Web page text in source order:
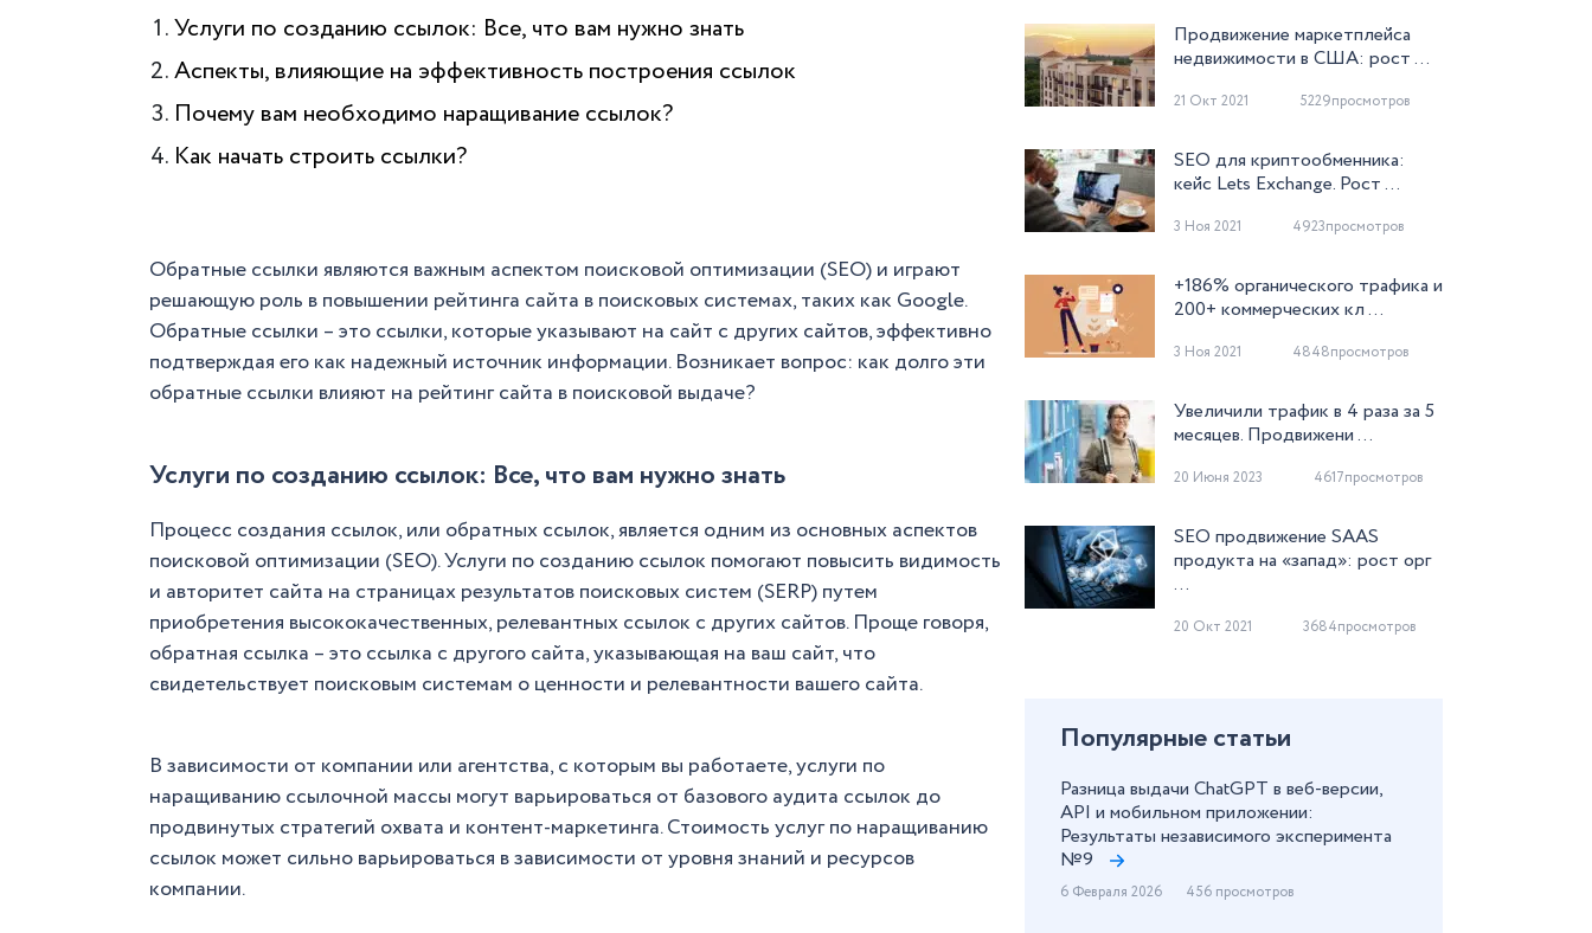
Услуги по созданию ссылок: Все, что вам нужно знать
Аспекты, влияющие на эффективность построения ссылок
Почему вам необходимо наращивание ссылок?
Как начать строить ссылки?
Обратные ссылки являются важным аспектом поисковой оптимизации (SEO) и играют
решающую роль в повышении рейтинга сайта в поисковых системах, таких как Google.
Обратные ссылки – это ссылки, которые указывают на сайт с других сайтов, эффективно
подтверждая его как надежный источник информации. Возникает вопрос: как долго эти
обратные ссылки влияют на рейтинг сайта в поисковой выдаче?
Услуги по созданию ссылок: Все, что вам нужно знать
Процесс создания ссылок, или обратных ссылок, является одним из основных аспектов
поисковой оптимизации (SEO). Услуги по созданию ссылок помогают повысить видимость
и авторитет сайта на страницах результатов поисковых систем (SERP) путем
приобретения высококачественных, релевантных ссылок с других сайтов. Проще говоря,
обратная ссылка – это ссылка с другого сайта, указывающая на ваш сайт, что
свидетельствует поисковым системам о ценности и релевантности вашего сайта.
В зависимости от компании или агентства, с которым вы работаете, услуги по
наращиванию ссылочной массы могут варьироваться от базового аудита ссылок до
продвинутых стратегий охвата и контент-маркетинга. Стоимость услуг по наращиванию
ссылок может сильно варьироваться в зависимости от уровня знаний и ресурсов
компании.
Продвижение маркетплейса
недвижимости в США: рост ...
21 Окт 2021 5229просмотров
SEO для криптообменника:
кейс Lets Exchange. Рост ...
3 Ноя 2021 4923просмотров
+186% органического трафика и
200+ коммерческих кл ...
3 Ноя 2021 4848просмотров
Увеличили трафик в 4 раза за 5
месяцев. Продвижени ...
20 Июня 2023 4617просмотров
SEO продвижение SAAS
продукта на «запад»: рост орг
...
20 Окт 2021 3684просмотров
Популярные статьи
Разница выдачи ChatGPT в веб-версии,
API и мобильном приложении:
Результаты независимого эксперимента
№9
6 Февраля 2026 456 просмотров